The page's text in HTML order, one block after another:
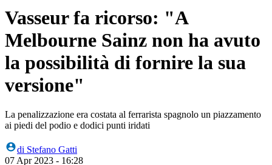
Vasseur fa ricorso: "A
Melbourne Sainz non ha avuto
la possibilità di fornire la sua
versione"
La penalizzazione era costata al ferrarista spagnolo un piazzamento
ai piedi del podio e dodici punti iridati
di Stefano Gatti
07 Apr 2023 - 16:28